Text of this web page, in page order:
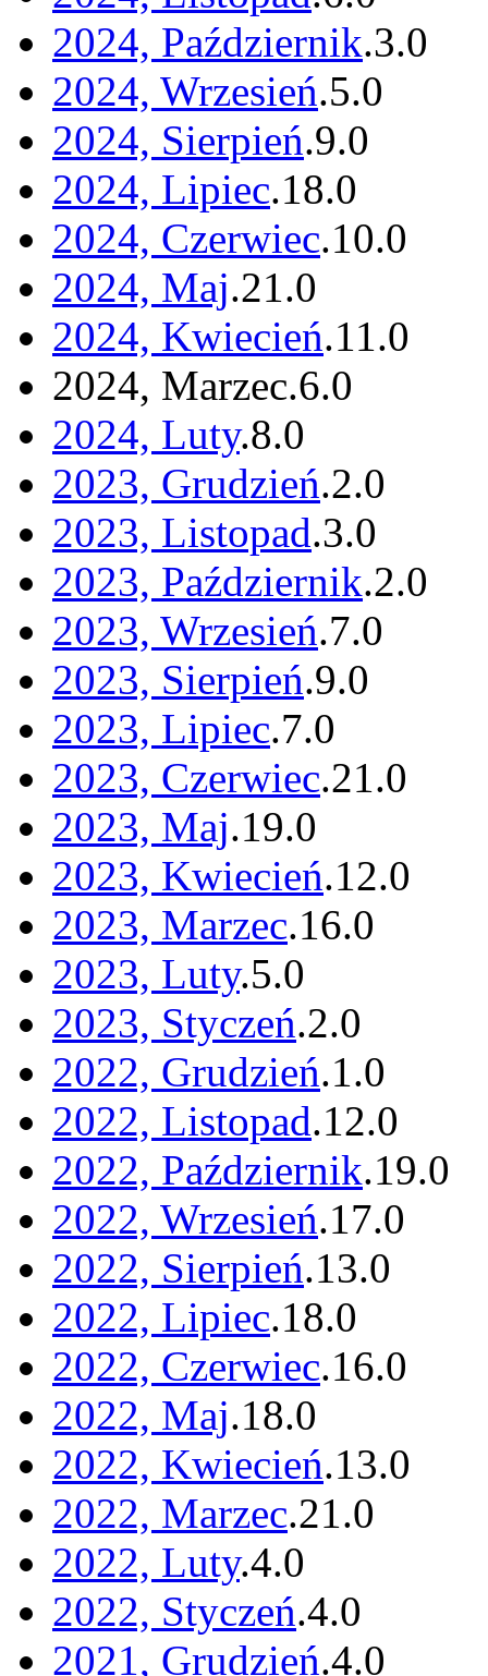
2024, Październik.3.0
2024, Wrzesień.5.0
2024, Sierpień.9.0
2024, Lipiec.18.0
2024, Czerwiec.10.0
2024, Maj.21 .0
2024, Kwiecień.11 .0
2024, Marzec.6.0
2024, Luty.8.0
2023, Grudzień.2.0
2023, Listopad.3.0
2023, Październik.2.0
2023, Wrzesień.7.0
2023, Sierpień.9.0
2023, Lipiec.7.0
2023, Czerwiec.21 .0
2023, Maj.19.0
2023, Kwiecień.12.0
2023, Marzec.16.0
2023, Luty.5.0
2023, Styczeń.2.0
2022, Grudzień.1 .0
2022, Listopad.12.0
2022, Październik.19.0
2022, Wrzesień.17.0
2022, Sierpień.13.0
2022, Lipiec.18.0
2022, Czerwiec.16.0
2022, Maj.18.0
2022, Kwiecień.13.0
2022, Marzec.21 .0
2022, Luty.4.0
2022, Styczeń.4.0
2021, Grudzień.4.0